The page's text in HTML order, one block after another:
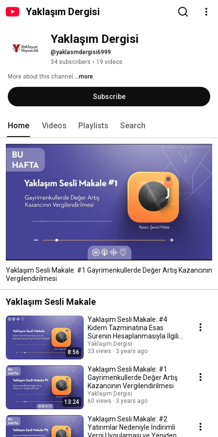
Yaklaşım Dergisi
Yaklaşım Dergisi
@yaklasmdergisi6999
34 subscribers • 19 videos
More about this channel ...more
Subscribe
Home Videos Playlists Search
Yaklaşım Sesli Makale: #1 Gayrimenkullerde Değer Artış Kazancının
Vergilendirilmesi
Yaklaşım Sesli Makale
8:56
Yaklaşım Sesli Makale: #4
Kıdem Tazminatına Esas
Sürenin Hesaplanmasıyla İlgili
Önemli Detaylar
Yaklaşım Dergisi
33 views
3 years ago
13:24
Yaklaşım Sesli Makale: #1
Gayrimenkullerde Değer Artış
Kazancının Vergilendirilmesi
Yaklaşım Dergisi
60 views
3 years ago
Yaklaşım Sesli Makale: #2
Yatırımlar Nedeniyle İndirimli
Vergi Uygulaması ve Yeniden